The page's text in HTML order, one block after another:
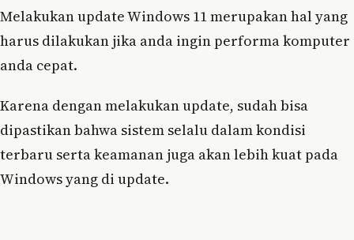
Melakukan update Windows 11 merupakan hal yang
harus dilakukan jika anda ingin performa komputer
anda cepat.
Karena dengan melakukan update, sudah bisa
dipastikan bahwa sistem selalu dalam kondisi
terbaru serta keamanan juga akan lebih kuat pada
Windows yang di update.